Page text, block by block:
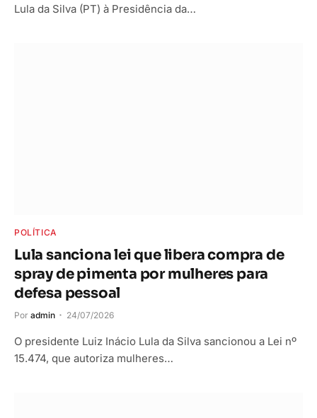
Lula da Silva (PT) à Presidência da…
POLÍTICA
Lula sanciona lei que libera compra de
spray de pimenta por mulheres para
defesa pessoal
Por admin 24/07/2026
O presidente Luiz Inácio Lula da Silva sancionou a Lei nº
15.474, que autoriza mulheres…